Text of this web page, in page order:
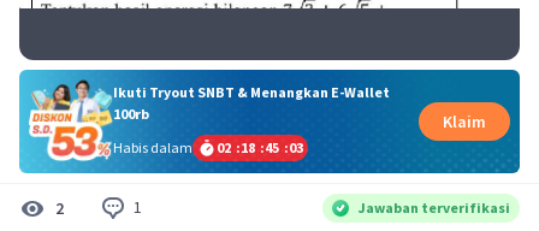
Ikuti Tryout SNBT & Menangkan E-Wallet
100rb
Habis dalam
02 :18 :45 :03
Klaim
2 1 Jawaban terverifikasi